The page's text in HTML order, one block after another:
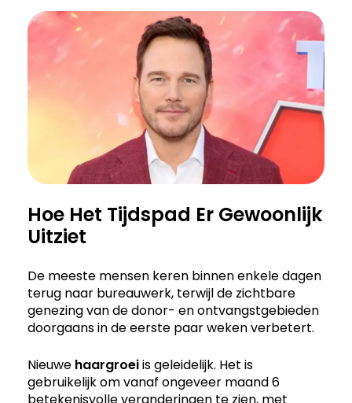
Hoe Het Tijdspad Er Gewoonlijk
Uitziet
De meeste mensen keren binnen enkele dagen
terug naar bureauwerk, terwijl de zichtbare
genezing van de donor- en ontvangstgebieden
doorgaans in de eerste paar weken verbetert.
Nieuwe haargroeiis geleidelijk. Het is
gebruikelijk om vanaf ongeveer maand 6